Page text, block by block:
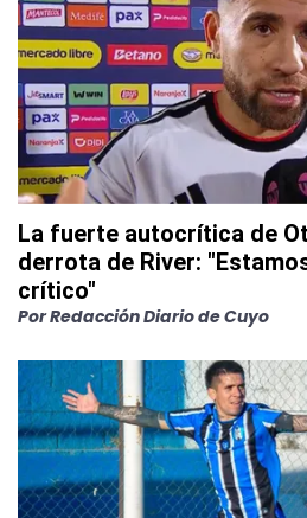
La fuerte autocrítica de
derrota de River:
crítico"
PorRedacción Diario de Cuyo